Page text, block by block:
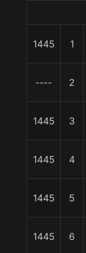
1445 1
---- 2
1445 3
1445 4
1445 5
1445 6